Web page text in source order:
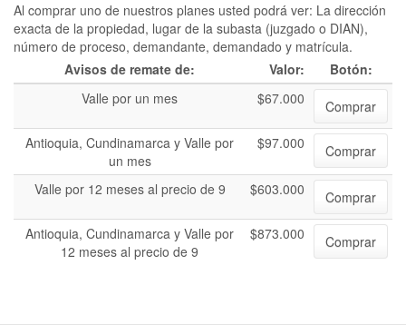
Al comprar uno de nuestros planes usted podrá ver: La dirección
exacta de la propiedad, lugar de la subasta (juzgado o DIAN),
número de proceso, demandante, demandado y matrícula.
Avisos de remate de:
Valor:
Botón:
Valle por un mes
$67.000
Comprar
Antioquia, Cundinamarca y Valle por
un mes
$97.000 Comprar
Valle por 12 meses al precio de 9 $603.000
Comprar
Antioquia, Cundinamarca y Valle por
12 meses al precio de 9
$873.000 Comprar